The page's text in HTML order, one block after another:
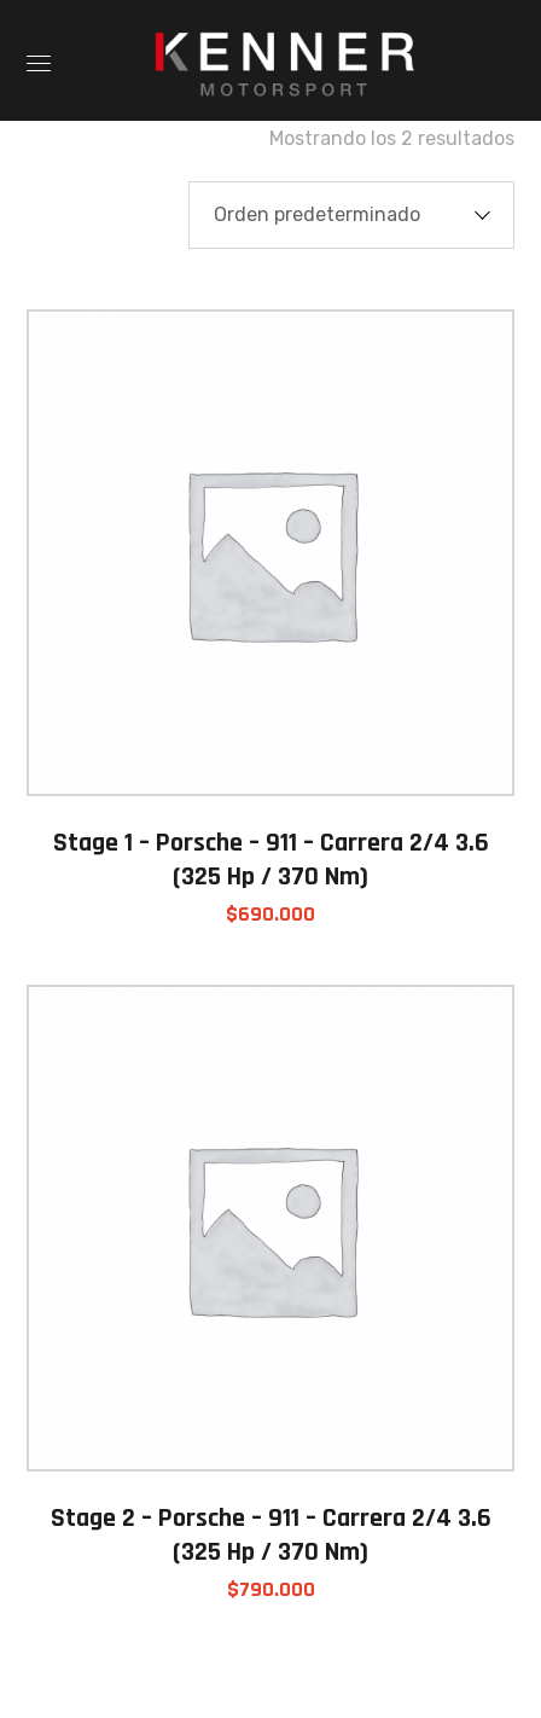
Mostrando los 2 resultados
Stage 1 – Porsche – 911 – Carrera 2/4 3.6
(325 Hp / 370 Nm)
$690.000
Stage 2 – Porsche – 911 – Carrera 2/4 3.6
(325 Hp / 370 Nm)
$790.000